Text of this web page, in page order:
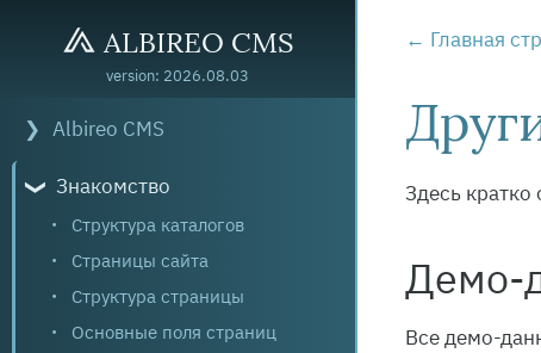
ALBIREO CMS
version: 2026.08.03
Albireo CMS
Знакомство
Структура каталогов
Страницы сайта
Структура страницы
Основные поля страниц
Главная
Здесь кратко
Демо-
Все демо-